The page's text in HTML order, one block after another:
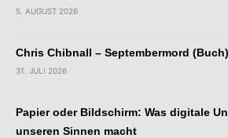
5. AUGUST 2026
Chris Chibnall – Septembermord (Buch)
31. JULI 2026
Papier oder Bildschirm: Was digitale
unseren Sinnen macht